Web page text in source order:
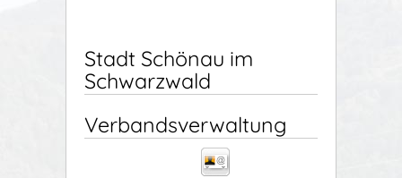
Stadt Schönau im
Schwarzwald
Verbandsverwaltung